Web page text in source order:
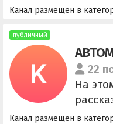
Канал размещен в
публичный
22
На
Канал размещен в